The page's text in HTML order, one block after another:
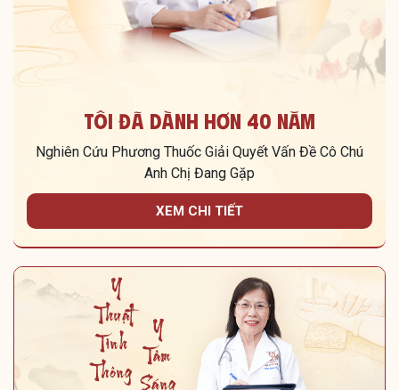
Tôi Đã Dành Hơn 40 Năm
Nghiên Cứu Phương Thuốc Giải Quyết Vấn Đề Cô Chú
Anh Chị Đang Gặp
XEM CHI TIẾT